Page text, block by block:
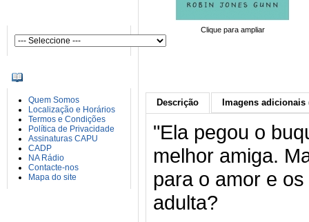
Quem Somos
Localização e Horários
Termos e Condições
Política de Privacidade
Assinaturas CAPU
CADP
NA Rádio
Contacte-nos
Mapa do site
Clique para ampliar
Descrição Imagens adicionais
"Ela pegou o
melhor amiga.
para o amor e
adulta?